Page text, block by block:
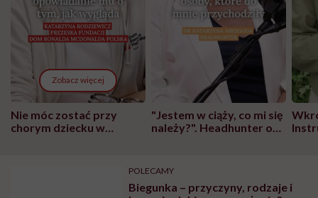
Zobacz więcej
Nie móc zostać przy
chorym dziecku w
"Jestem w ciąży, co mi się
należy?". Headhunter o
pracy
POLECAMY
Biegunka – przyczyny, rodzaje i